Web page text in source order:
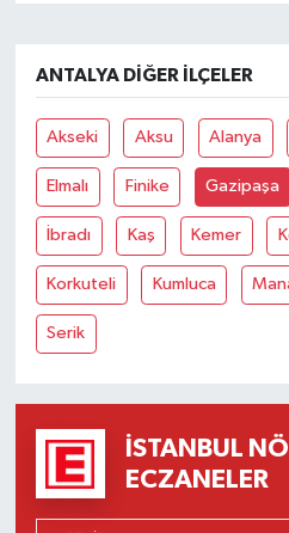
ANTALYA DIĞER İLÇELER
Akseki Aksu Alanya
Elmalı Finike Gazipaşa
İbradı Kaş Kemer
Korkuteli Kumluca
Serik
İSTANBUL
ECZANELER